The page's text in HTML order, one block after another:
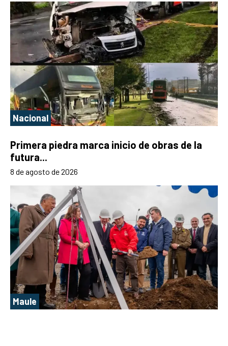
Nacional
Primera piedra marca inicio de obras de la
futura...
8 de agosto de 2026
Maule